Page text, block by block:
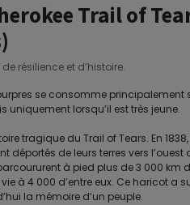
Trail of
résilience et d’histoire.
se consomme principalement
uniquement lorsqu’il est très jeune.
tragique du Trail of Tears. En
déportés de leurs terres vers l’ouest
à pied plus de 3 000 km
à 4 000 d’entre eux. Ce haricot a
la mémoire d’un peuple.